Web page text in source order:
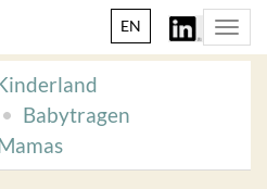
EN
Babytragen